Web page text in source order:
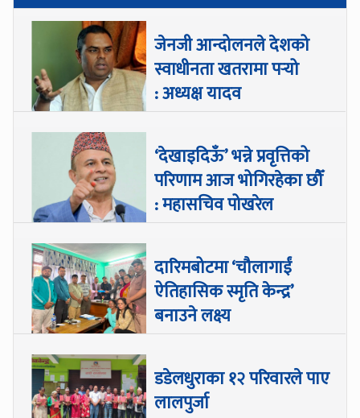
जेनजी आन्दोलनले देशको
स्वाधीनता खतरामा पर्‍यो
: अध्यक्ष यादव
‘देखाइदिऊँ’ भन्ने प्रवृत्तिको
परिणाम आज भोगिरहेका छौँ
: महासचिव पोखरेल
दारिमबोटमा ‘चौलागाईं
ऐतिहासिक स्मृति केन्द्र’
बनाउने लक्ष्य
डडेलधुराका १२ परिवारले पाए
लालपुर्जा